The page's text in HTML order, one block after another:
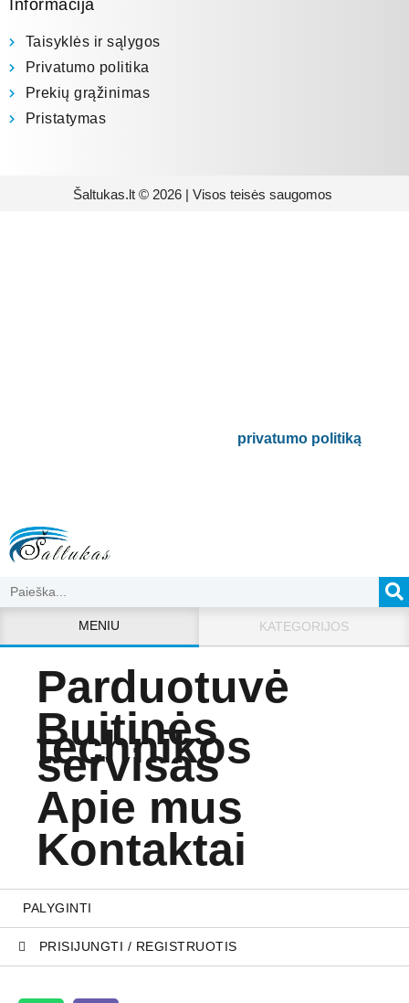
Informacija
Taisyklės ir sąlygos
Privatumo politika
Prekių grąžinimas
Pristatymas
Šaltukas.lt © 2026 | Visos teisės saugomos
privatumo politiką.
MENIU KATEGORIJOS
Parduotuvė
Buitinės
technikos
servisas
Apie mus
Kontaktai
PALYGINTI
PRISIJUNGTI / REGISTRUOTIS